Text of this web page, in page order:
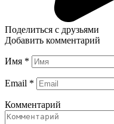
Поделиться с друзьями
Добавить комментарий
Имя *
Email *
Комментарий